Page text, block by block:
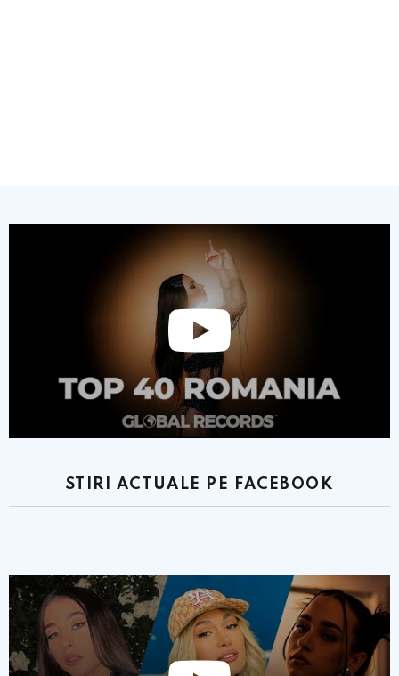
STIRI ACTUALE PE FACEBOOK